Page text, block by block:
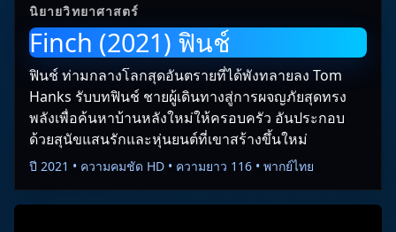
นิยายวิทยาศาสตร์
Finch (2021) ฟินช์
ฟินช์ ท่ามกลางโลกสุดอันตรายที่ได้พังทลายลง Tom
Hanks รับบทฟินช์ ชายผู้เดินทางสู่การผจญภัยสุดทรง
พลังเพื่อค้นหาบ้านหลังใหม่ให้ครอบครัว อันประกอบ
ด้วยสุนัขแสนรักและหุ่นยนต์ที่เขาสร้างขึ้นใหม่
ปี 2021 • ความคมชัด HD • ความยาว 116 • พากย์ไทย